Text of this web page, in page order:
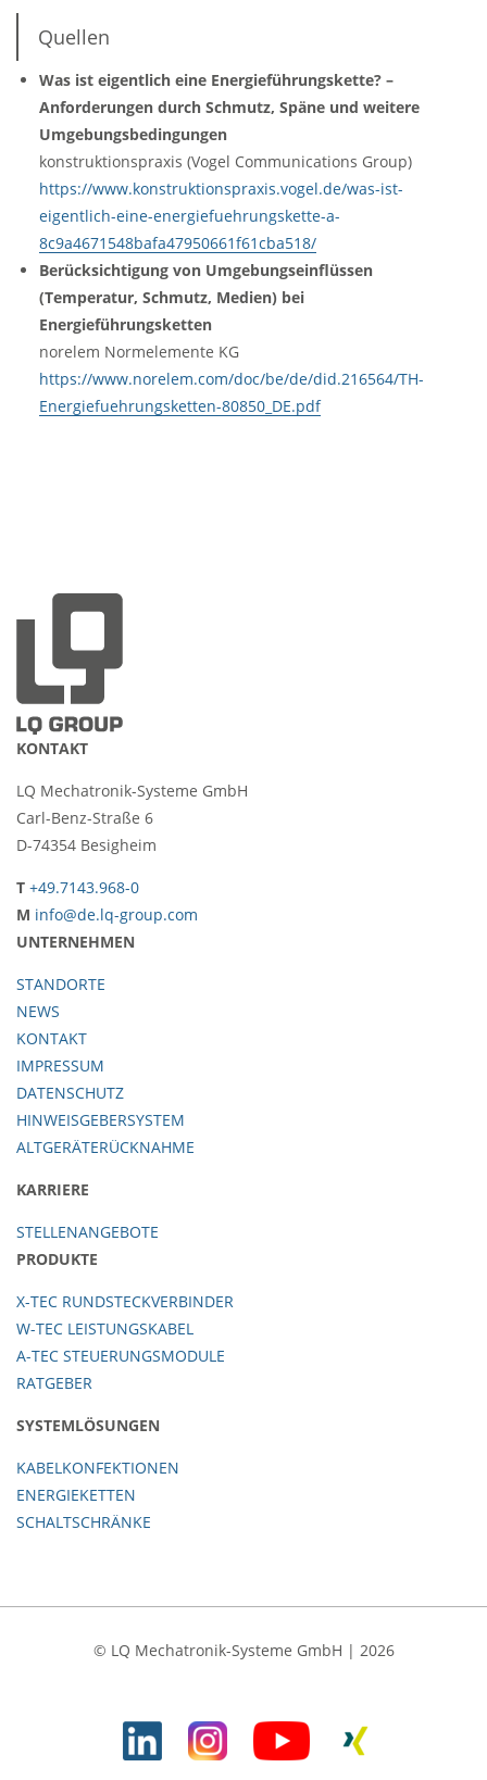
Quellen
Was ist eigentlich eine Energieführungskette? –
Anforderungen durch Schmutz, Späne und weitere
Umgebungsbedingungen
konstruktionspraxis (Vogel Communications Group)
https://www.konstruktionspraxis.vogel.de/was-ist-
eigentlich-eine-energiefuehrungskette-a-
8c9a4671548bafa47950661f61cba518/
Berücksichtigung von Umgebungseinflüssen
(Temperatur, Schmutz, Medien) bei
Energieführungsketten
norelem Normelemente KG
https://www.norelem.com/doc/be/de/did.216564/TH-
Energiefuehrungsketten-80850_DE.pdf
KONTAKT
LQ Mechatronik-Systeme GmbH
Carl-Benz-Straße 6
D-74354 Besigheim
T +49.7143.968-0
M info@de.lq-group.com
UNTERNEHMEN
STANDORTE
NEWS
KONTAKT
IMPRESSUM
DATENSCHUTZ
HINWEISGEBERSYSTEM
ALTGERÄTERÜCKNAHME
KARRIERE
STELLENANGEBOTE
PRODUKTE
X-TEC RUNDSTECKVERBINDER
W-TEC LEISTUNGSKABEL
A-TEC STEUERUNGSMODULE
RATGEBER
SYSTEMLÖSUNGEN
KABELKONFEKTIONEN
ENERGIEKETTEN
SCHALTSCHRÄNKE
© LQ Mechatronik-Systeme GmbH | 2026